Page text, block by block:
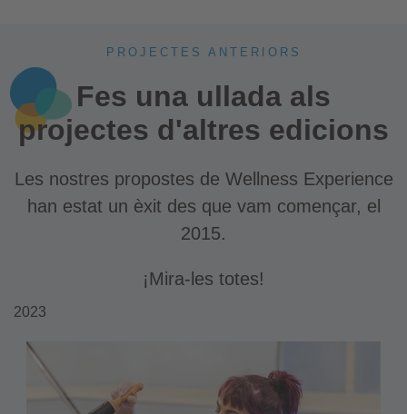
PROJECTES ANTERIORS
Fes una ullada als
projectes d'altres edicions
Les nostres propostes de Wellness Experience
han estat un èxit des que vam començar, el
2015.
¡Mira-les totes!
2023